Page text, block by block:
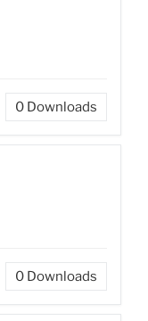
0 Downloads
0 Downloads